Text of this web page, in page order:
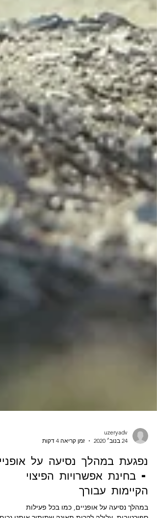
24 בנוב׳ 2020
זמן קריאה 4 דקות
נפגעת במהלך נסיעה על
- בחינת אפשרויות הפיצוי
הקיימות עבורך